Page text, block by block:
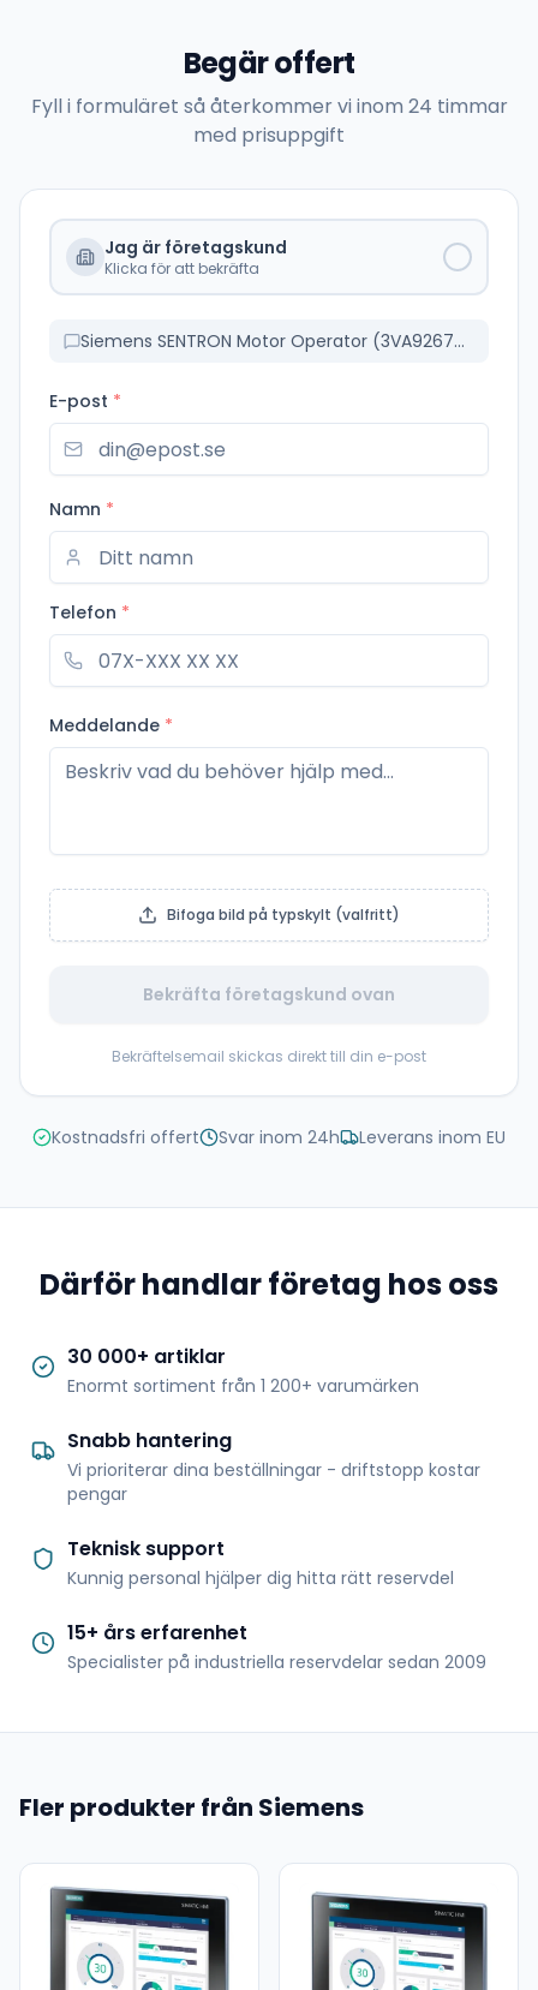
Begär offert
Fyll i formuläret så återkommer vi inom 24 timmar
med prisuppgift
Jag är företagskund
Klicka för att bekräfta
Siemens SENTRON Motor Operator (3VA9267-0HC30)
E-post *
Namn *
Telefon *
Meddelande *
Bifoga bild på typskylt (valfritt)
Bekräfta företagskund ovan
Bekräftelsemail skickas direkt till din e-post
Kostnadsfri offert Svar inom 24h Leverans inom EU
Därför handlar företag hos oss
30 000+ artiklar
Enormt sortiment från 1 200+ varumärken
Snabb hantering
Vi prioriterar dina beställningar - driftstopp kostar
pengar
Teknisk support
Kunnig personal hjälper dig hitta rätt reservdel
15+ års erfarenhet
Specialister på industriella reservdelar sedan 2009
Fler produkter från Siemens